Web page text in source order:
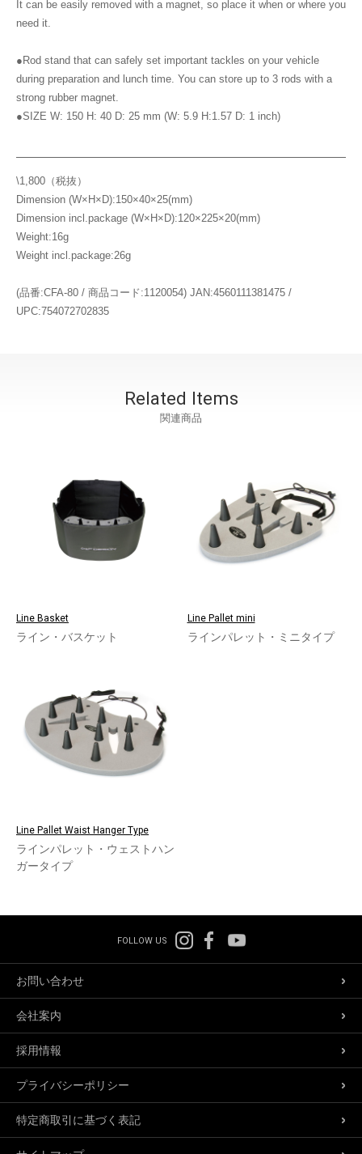
It can be easily removed with a magnet, so place it when or where you
need it.
●Rod stand that can safely set important tackles on your vehicle
during preparation and lunch time. You can store up to 3 rods with a
strong rubber magnet.
●SIZE W: 150 H: 40 D: 25 mm (W: 5.9 H:1.57 D: 1 inch)
\1,800（税抜）
Dimension (W×H×D):150×40×25(mm)
Dimension incl.package (W×H×D):120×225×20(mm)
Weight:16g
Weight incl.package:26g
(品番:CFA-80 / 商品コード:1120054) JAN:4560111381475 /
UPC:754072702835
Related Items
関連商品
Line Basket
ライン・バスケット
Line Pallet mini
ラインパレット・ミニタイプ
Line Pallet Waist Hanger Type
ラインパレット・ウェストハン
ガータイプ
FOLLOW US
お問い合わせ
会社案内
採用情報
プライバシーポリシー
特定商取引に基づく表記